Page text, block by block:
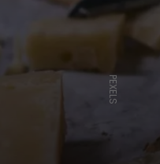
PEXELS